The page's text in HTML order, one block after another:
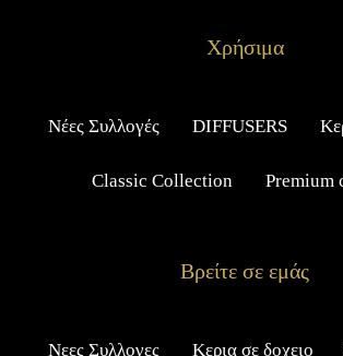
Χρήσιμα
Νέες Συλλογές DIFFUSERS
Classic Collection Premium
Βρείτε σε εμάς
Νεες Συλλογες Κερια σε δοχειο